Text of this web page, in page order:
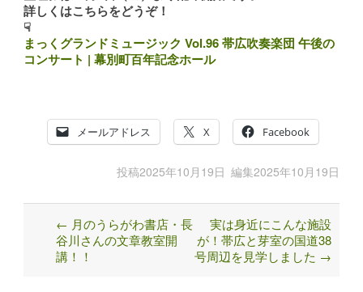
詳しくはこちらをどうぞ！
☟
まっくグランドミュージック Vol.96 帯広吹奏楽団 午後の
コンサート | 幕別町百年記念ホール
メールアドレス X Facebook
投稿2025年10月19日 編集2025年10月19日
Post
navigation
← 月のうらがわ書店・長
谷川さんの文章教室開
講！！
実は身近にこんな施設
が！帯広と芽室の国道38
号周辺を見学しました →